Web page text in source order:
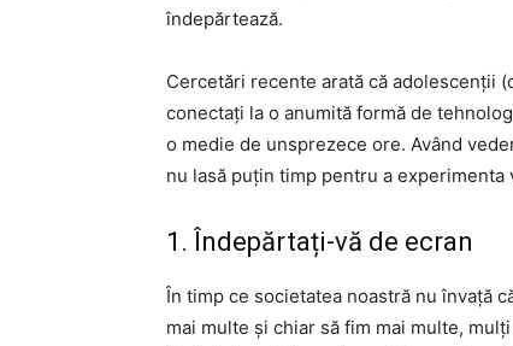
îndepărtează.
Cercetări recente arată că adolescenții
conectați la o anumită formă de
o medie de unsprezece ore. Având
nu lasă puțin timp pentru a experimenta
1. Îndepărtați-vă de ecran
În timp ce societatea noastră nu învață
mai multe și chiar să fim mai multe,